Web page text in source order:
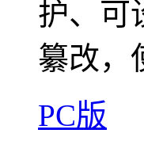
护、可
纂改，
PC版